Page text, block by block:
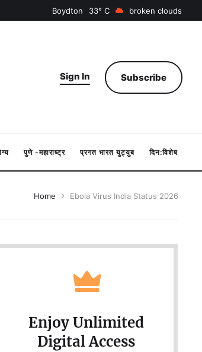
Boydton 33 broken clouds
Sign In Subscribe
पुणे -महाराष्ट्र प्रगत भारत युट्युब दिन:विशेष
Home Ebola Virus India Status 2026
Enjoy Unlimited
Digital Access